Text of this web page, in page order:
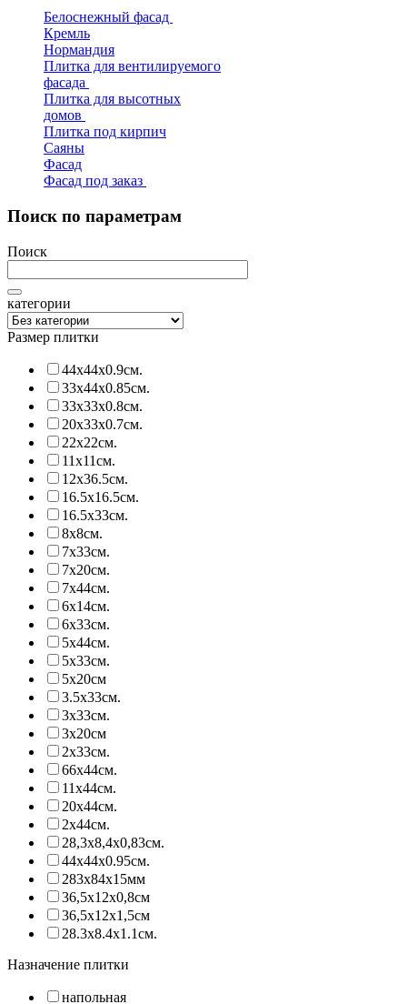
Белоснежный фасад
Кремль
Нормандия
Плитка для вентилируемого
фасада
Плитка для высотных
домов
Плитка под кирпич
Саяны
Фасад
Фасад под заказ
Поиск по параметрам
Поиск
категории
Размер плитки
44х44х0.9см.
33х44х0.85см.
33х33х0.8см.
20х33х0.7см.
22х22см.
11х11см.
12х36.5см.
16.5х16.5см.
16.5х33см.
8х8см.
7х33см.
7х20см.
7х44см.
6х14см.
6х33см.
5х44см.
5х33см.
5х20см
3.5х33см.
3х33см.
3х20см
2х33см.
66х44см.
11х44см.
20х44см.
2х44см.
28,3х8,4х0,83см.
44х44х0.95см.
283х84х15мм
36,5х12х0,8см
36,5х12х1,5см
28.3х8.4х1.1см.
Назначение плитки
напольная